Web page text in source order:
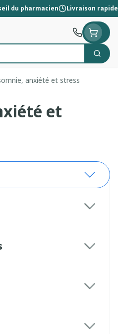
du pharmacien Livraison rapide
anxiété et stress
et